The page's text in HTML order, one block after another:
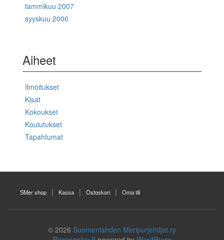
tammikuu 2007
syyskuu 2006
Aiheet
Ilmoitukset
Kisat
Kokoukset
Koulutukset
Tapahtumat
SMer shop Kassa Ostoskori Oma tili
© 2026 Suomenlahden Meripurjehtijat ry